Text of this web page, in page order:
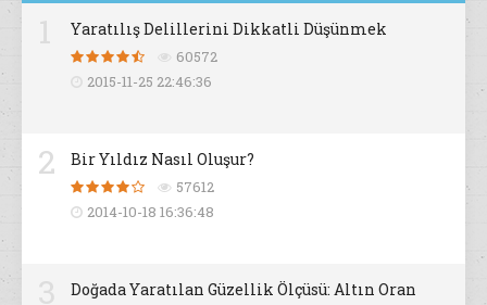
Yaratılış Delillerini Dikkatli Düşünmek
60572
2015-11-25 22:46:36
2 Bir Yıldız Nasıl Oluşur?
57612
2014-10-18 16:36:48
Doğada Yaratılan Güzellik Ölçüsü: Altın Oran